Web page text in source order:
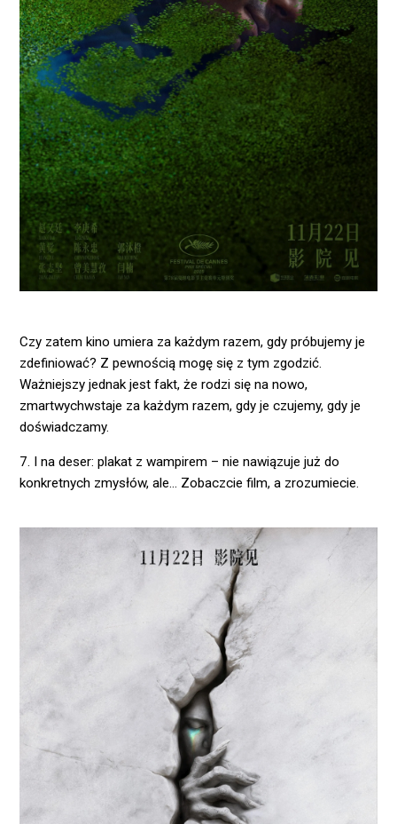
Czy zatem kino umiera za każdym razem, gdy próbujemy je
zdefiniować? Z pewnością mogę się z tym zgodzić.
Ważniejszy jednak jest fakt, że rodzi się na nowo,
zmartwychwstaje za każdym razem, gdy je czujemy, gdy je
doświadczamy.
7. I na deser: plakat z wampirem – nie nawiązuje już do
konkretnych zmysłów, ale… Zobaczcie film, a zrozumiecie.